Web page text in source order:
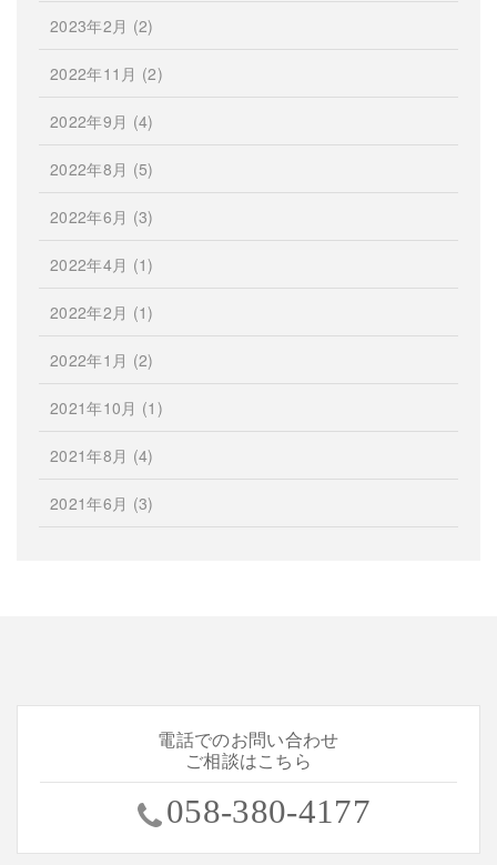
2023年2月 (2)
2022年11月 (2)
2022年9月 (4)
2022年8月 (5)
2022年6月 (3)
2022年4月 (1)
2022年2月 (1)
2022年1月 (2)
2021年10月 (1)
2021年8月 (4)
2021年6月 (3)
電話でのお問い合わせ
ご相談はこちら
058-380-4177